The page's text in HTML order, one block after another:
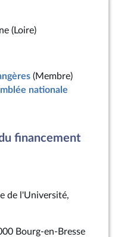
(Loire)
(Membre)
nationale
financement
de l'Université,
Bourg-en-Bresse